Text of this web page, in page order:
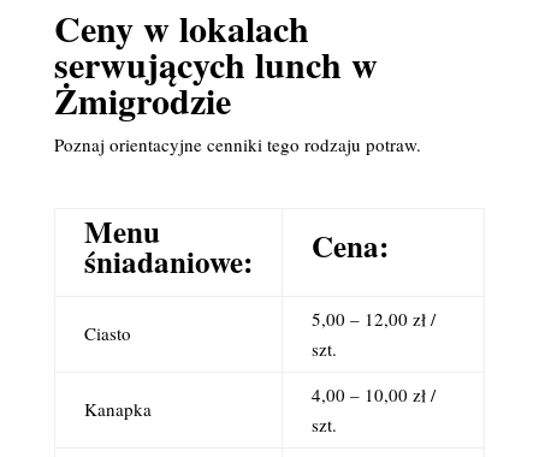
Ceny w lokalach
serwujących lunch w
Żmigrodzie
Poznaj orientacyjne cenniki tego rodzaju potraw.
Menu
śniadaniowe: Cena:
Ciasto
5,00 – 12,00 zł /
szt.
Kanapka
4,00 – 10,00 zł /
szt.